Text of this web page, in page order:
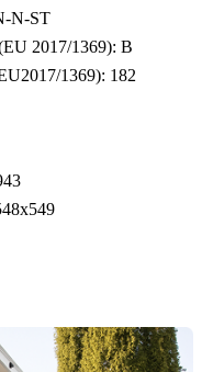
N-ST
2017/1369): B
1369): 182